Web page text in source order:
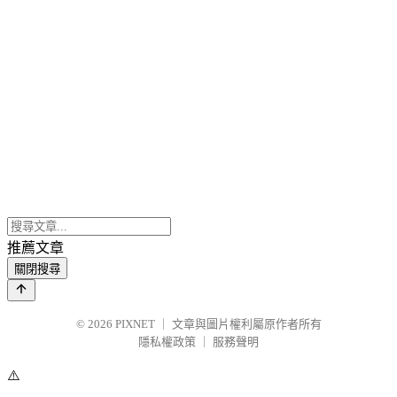
推薦文章
關閉搜尋
© 2026 PIXNET
文章與圖片權利屬原作者所有
隱私權政策
服務聲明
⚠️